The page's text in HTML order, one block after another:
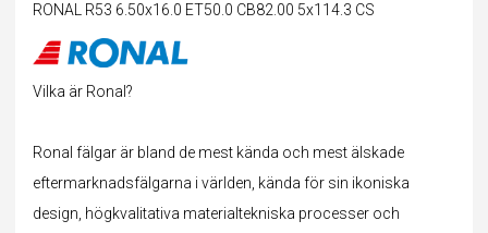
RONAL R53 6.50x16.0 ET50.0 CB82.00 5x114.3 CS
Vilka är Ronal?
Ronal fälgar är bland de mest kända och mest älskade
eftermarknadsfälgarna i världen, kända för sin ikoniska
design, högkvalitativa materialtekniska processer och